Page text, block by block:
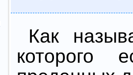
Как
которого